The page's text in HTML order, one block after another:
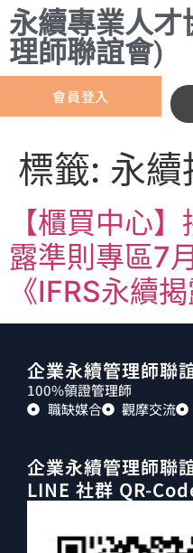
永續專業人才
理師聯誼會)
會員登入
標籤: 永續
【櫃買中心
露準則專區7
《IFRS永續
企業永續管理師聯
100%領證管理師
職缺媒合
觀摩交流
企業永續管理師聯
LINE 社群 QR-